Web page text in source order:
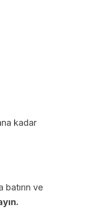
kadar
batırın ve